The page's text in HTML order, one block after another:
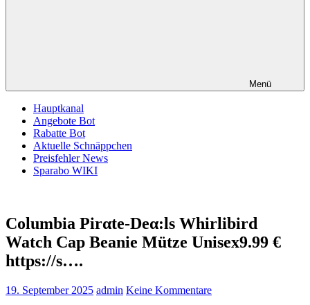
Menü
Hauptkanal
Angebote Bot
Rabatte Bot
Aktuelle Schnäppchen
Preisfehler News
Sparabo WIKI
Columbia Pirαtе-Dеα:ls Whirlibird
Watch Cap Beanie Mütze Unisex9.99 €
https://s….
19. September 2025 admin Keine Kommentare